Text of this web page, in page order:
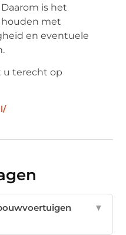
is het
met
en eventuele
u terecht op
▼